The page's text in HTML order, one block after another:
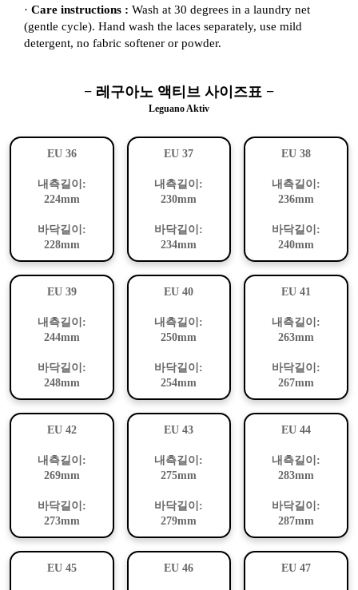
· Care instructions : Wash at 30 degrees in a laundry net
(gentle cycle). Hand wash the laces separately, use mild
detergent, no fabric softener or powder.
− 레구아노 액티브 사이즈표 −
Leguano Aktiv
EU 36
내측길이:
224mm
바닥길이:
228mm
EU 37
내측길이:
230mm
바닥길이:
234mm
EU 38
내측길이:
236mm
바닥길이:
240mm
EU 39
내측길이:
244mm
바닥길이:
248mm
EU 40
내측길이:
250mm
바닥길이:
254mm
EU 41
내측길이:
263mm
바닥길이:
267mm
EU 42
내측길이:
269mm
바닥길이:
273mm
EU 43
내측길이:
275mm
바닥길이:
279mm
EU 44
내측길이:
283mm
바닥길이:
287mm
EU 45 EU 46 EU 47